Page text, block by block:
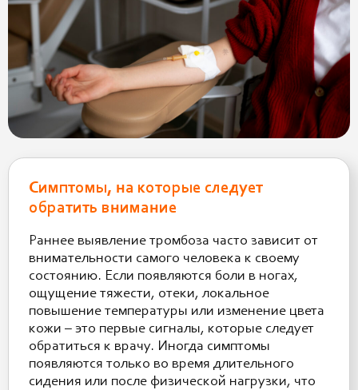
Симптомы, на которые следует
обратить внимание
Раннее выявление тромбоза часто зависит от
внимательности самого человека к своему
состоянию. Если появляются боли в ногах,
ощущение тяжести, отеки, локальное
повышение температуры или изменение цвета
кожи – это первые сигналы, которые следует
обратиться к врачу. Иногда симптомы
появляются только во время длительного
сидения или после физической нагрузки, что